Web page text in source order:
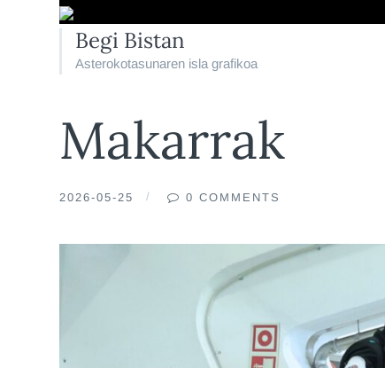
Begi Bistan
Asterokotasunaren isla grafikoa
Makarrak
2026-05-25 0 COMMENTS